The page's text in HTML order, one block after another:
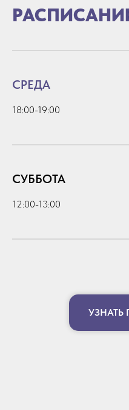
СРЕДА
18:00-19:00
СУББОТА
12:00-13:00
УЗНАТЬ